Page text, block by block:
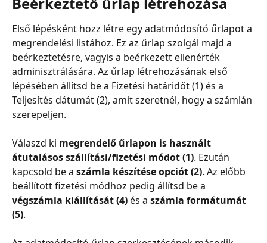
Első lépésként hozz létre egy adatmódosító űrlapot a
megrendelési listához. Ez az űrlap szolgál majd a
beérkeztetésre, vagyis a beérkezett ellenérték
adminisztrálására. Az űrlap létrehozásának első
lépésében állítsd be a Fizetési határidőt (1) és a
Teljesítés dátumát (2), amit szeretnél, hogy a számlán
szerepeljen.
Válaszd ki megrendelő űrlapon is használt
átutalásos szállítási/fizetési módot (1). Ezután
kapcsold be a számla készítése opciót (2). Az előbb
beállított fizetési módhoz pedig állítsd be a
végszámla kiállítását (4) és a számla formátumát
(5).